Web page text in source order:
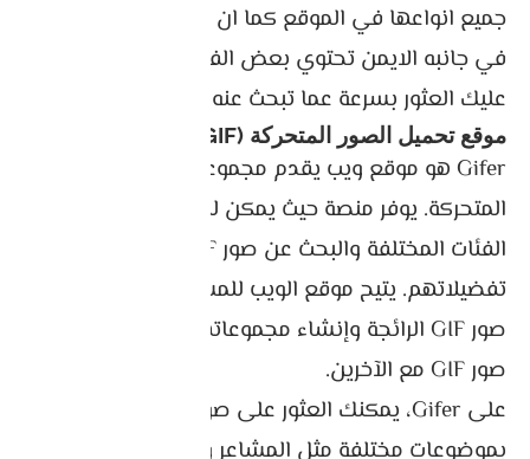
جميع انواعها في الموقع كما ان الموقع يحتوى قائمة
في جانبه الايمن تحتوي بعض الفئات مما يسهل
عليك العثور بسرعة عما تبحث عنه في الموقع
موقع تحميل الصور المتحركة (GIF)
المتحركة. يوفر منصة حيث يمكن للمستخدمين تصفح
تفضيلاتهم. يتيح موقع الويب للمستخدمين استكشاف
صور GIF الرائجة وإنشاء مجموعاتهم الخاصة ومشاركة
صور GIF مع الآخرين.
بموضوعات مختلفة مثل المشاعر والأفلام والبرامج